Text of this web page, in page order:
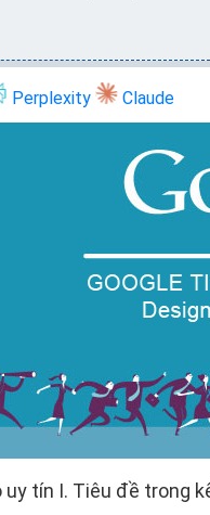
Perplexity Claude
uy tín I. Tiêu đề trong